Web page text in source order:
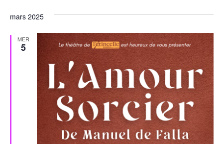
mars 2025
MER
5